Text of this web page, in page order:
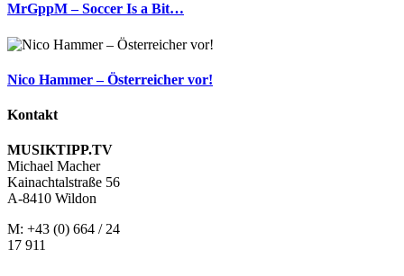
MrGppM – Soccer Is a Bit…
Nico Hammer – Österreicher vor!
Kontakt
MUSIKTIPP.TV
Michael Macher
Kainachtalstraße 56
A-8410 Wildon
M: +43 (0) 664 / 24
17 911